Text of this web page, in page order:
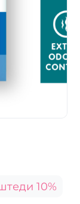
10%